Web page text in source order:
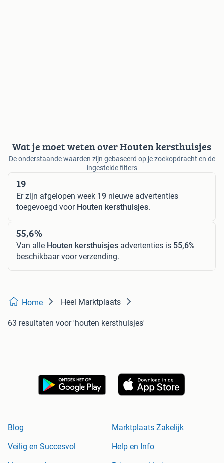
Wat je moet weten over Houten kersthuisjes
De onderstaande waarden zijn gebaseerd op je zoekopdracht en de
ingestelde filters
19
Er zijn afgelopen week 19 nieuwe advertenties
toegevoegd voor Houten kersthuisjes.
55,6%
Van alle Houten kersthuisjes advertenties is 55,6%
beschikbaar voor verzending.
Home Heel Marktplaats
63 resultaten voor 'houten kersthuisjes'
Blog
Marktplaats Zakelijk
Veilig en Succesvol
Help en Info